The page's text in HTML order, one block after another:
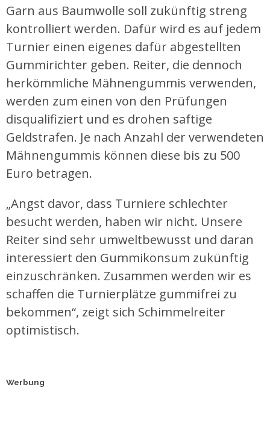
Garn aus Baumwolle soll zukünftig streng
kontrolliert werden. Dafür wird es auf jedem
Turnier einen eigenes dafür abgestellten
Gummirichter geben. Reiter, die dennoch
herkömmliche Mähnengummis verwenden,
werden zum einen von den Prüfungen
disqualifiziert und es drohen saftige
Geldstrafen. Je nach Anzahl der verwendeten
Mähnengummis können diese bis zu 500
Euro betragen.
„Angst davor, dass Turniere schlechter
besucht werden, haben wir nicht. Unsere
Reiter sind sehr umweltbewusst und daran
interessiert den Gummikonsum zukünftig
einzuschränken. Zusammen werden wir es
schaffen die Turnierplätze gummifrei zu
bekommen“, zeigt sich Schimmelreiter
optimistisch.
Werbung